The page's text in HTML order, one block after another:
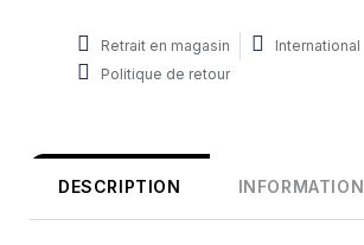
Retrait en magasin
International
Politique de retour
DESCRIPTION